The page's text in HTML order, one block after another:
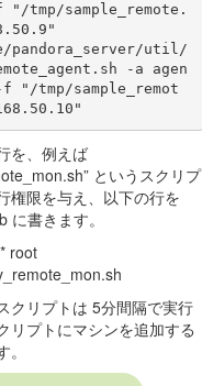
tmp/sample_remote.
pandora_server/util/
-a agen
"/tmp/sample_remot
を、例えば
というスクリプ
権限を与え、以下の行を
書きます。
root
クリプトは 5分間隔で実行
リプトにマシンを追加する